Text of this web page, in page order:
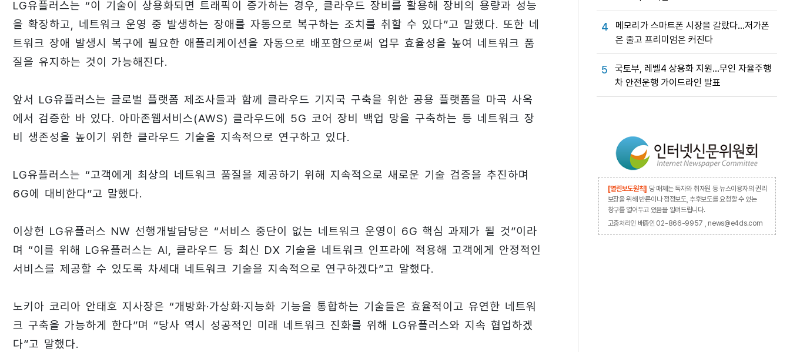
LG유플러스는 “이 기술이 상용화되면 트래픽이 증가하는 경우, 클라우드 장비를 활용해 장비의 용량과 성능
을 확장하고, 네트워크 운영 중 발생하는 장애를 자동으로 복구하는 조치를 취할 수 있다”고 말했다. 또한 네
트워크 장애 발생시 복구에 필요한 애플리케이션을 자동으로 배포함으로써 업무 효율성을 높여 네트워크 품
질을 유지하는 것이 가능해진다.
앞서 LG유플러스는 글로벌 플랫폼 제조사들과 함께 클라우드 기지국 구축을 위한 공용 플랫폼을 마곡 사옥
에서 검증한 바 있다. 아마존웹서비스(AWS) 클라우드에 5G 코어 장비 백업 망을 구축하는 등 네트워크 장
비 생존성을 높이기 위한 클라우드 기술을 지속적으로 연구하고 있다.
LG유플러스는 “고객에게 최상의 네트워크 품질을 제공하기 위해 지속적으로 새로운 기술 검증을 추진하며
6G에 대비한다”고 말했다.
이상헌 LG유플러스 NW 선행개발담당은 “서비스 중단이 없는 네트워크 운영이 6G 핵심 과제가 될 것”이라
며 “이를 위해 LG유플러스는 AI, 클라우드 등 최신 DX 기술을 네트워크 인프라에 적용해 고객에게 안정적인
서비스를 제공할 수 있도록 차세대 네트워크 기술을 지속적으로 연구하겠다”고 말했다.
노키아 코리아 안태호 지사장은 “개방화·가상화·지능화 기능을 통합하는 기술들은 효율적이고 유연한 네트워
크 구축을 가능하게 한다”며 “당사 역시 성공적인 미래 네트워크 진화를 위해 LG유플러스와 지속 협업하겠
다”고 말했다.
4
메모리가 스마트폰 시장을 갈랐다…저가폰
은 줄고 프리미엄은 커진다
5
국토부, 레벨4 상용화 지원…무인 자율주행
차 안전운행 가이드라인 발표
[열린보도원칙] 당 매체는 독자와 취재원 등 뉴스이용자의 권리
보장을 위해 반론이나 정정보도, 추후보도를 요청할 수 있는
창구를 열어두고 있음을 알려드립니다.
고충처리인 배종인 02-866-9957 , news@e4ds.com